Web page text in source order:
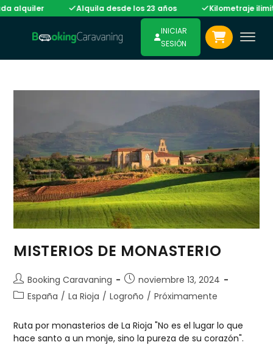
alquiler Alquila desde los 23 años Kilometraje
INICIAR
SESIÓN
MISTERIOS DE MONASTERIO
Booking Caravaning
noviembre 13, 2024
España / La Rioja / Logroño / Próximamente
Ruta por monasterios de La Rioja "No es el lugar lo que
hace santo a un monje, sino la pureza de su corazón".